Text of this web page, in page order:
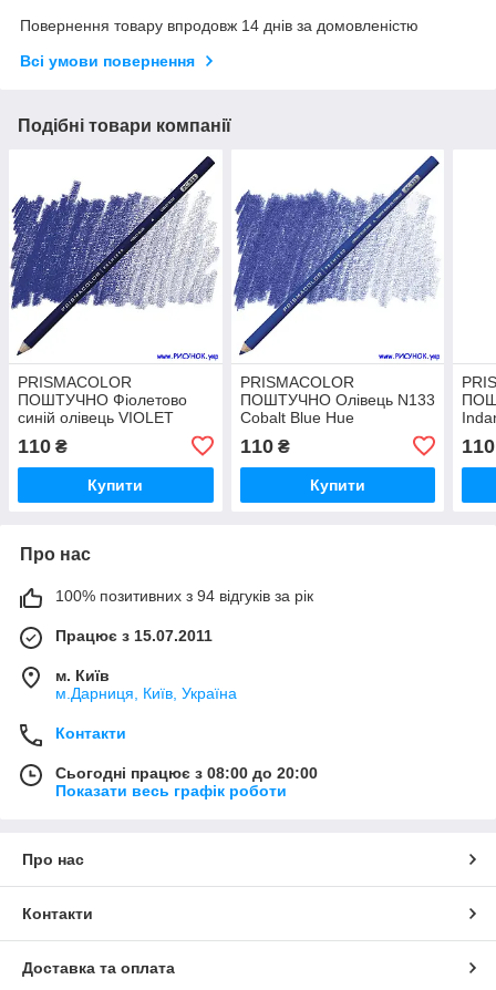
Повернення товару впродовж 14 днів за домовленістю
Всі умови повернення
Подібні товари компанії
PRISMACOLOR
ПОШТУЧНО Фіолетово
синій олівець VIOLET
110 ₴
Купити
PRISMACOLOR
ПОШТУЧНО Олівець N133
Cobalt Blue Hue
110₴
Купити
110
Про нас
100% позитивних з 94 відгуків за рік
Працює з 15.07.2011
м. Київ
м.Дарниця, Київ, Україна
Контакти
Сьогодні працює з 08:00 до 20:00
Показати весь графік роботи
Про нас
Контакти
Доставка та оплата